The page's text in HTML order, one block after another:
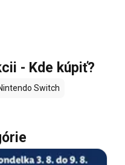
- Kde kúpiť?
Switch